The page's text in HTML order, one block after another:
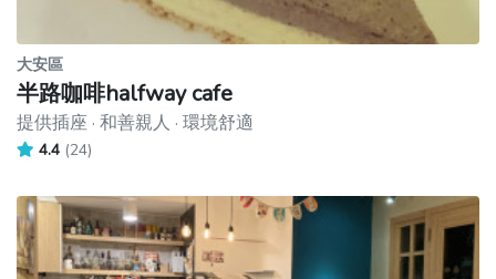
大安區
半路咖啡halfway cafe
提供插座 · 和善親人 · 環境舒適
4.4 (24)